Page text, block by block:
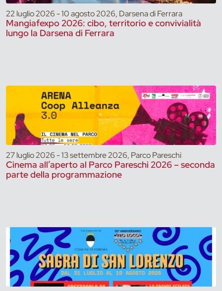
22 luglio 2026 - 10 agosto 2026, Darsena di Ferrara
Mangiafexpo 2026: cibo, territorio e convivialità
lungo la Darsena di Ferrara
27 luglio 2026 - 13 settembre 2026, Parco Pareschi
Cinema all’aperto al Parco Pareschi 2026 – seconda
parte della programmazione